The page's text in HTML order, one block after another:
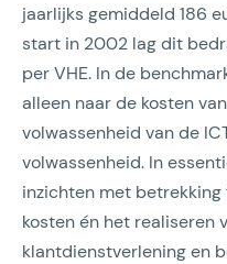
jaarlijks gemiddeld 186
start in 2002 lag dit
per VHE. In de
alleen naar de kosten
volwassenheid van de
volwassenheid. In
inzichten met
kosten én het realiseren
klantdienstverlening en